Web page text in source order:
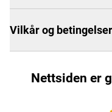
Vilkår og betingelser
Nettsiden er